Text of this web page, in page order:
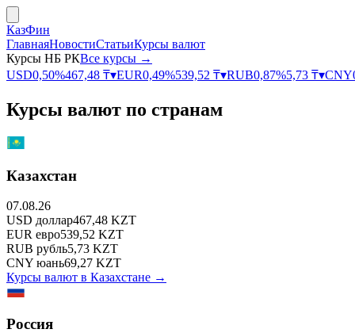
КазФин
ГлавнаяНовостиСтатьиКурсы валют
Курсы НБ РКВсе курсы →
USD0,50%467,48 ₸▾EUR0,49%539,52 ₸▾RUB0,87%5,73 ₸▾CNY
Курсы валют по странам
Казахстан
07.08.26
USD доллар467,48 KZT
EUR евро539,52 KZT
RUB рубль5,73 KZT
CNY юань69,27 KZT
Курсы валют в Казахстане →
Россия